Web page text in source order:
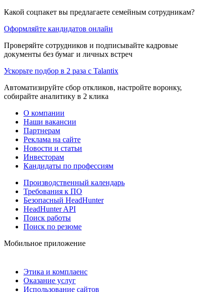
Какой соцпакет вы предлагаете семейным сотрудникам?
Оформляйте кандидатов онлайн
Проверяйте сотрудников и подписывайте кадровые
документы без бумаг и личных встреч
Ускорьте подбор в 2 раза с Talantix
Автоматизируйте сбор откликов, настройте воронку,
собирайте аналитику в 2 клика
О компании
Наши вакансии
Партнерам
Реклама на сайте
Новости и статьи
Инвесторам
Кандидаты по профессиям
Производственный календарь
Требования к ПО
Безопасный HeadHunter
HeadHunter API
Поиск работы
Поиск по резюме
Мобильное приложение
Этика и комплаенс
Оказание услуг
Использование сайтов